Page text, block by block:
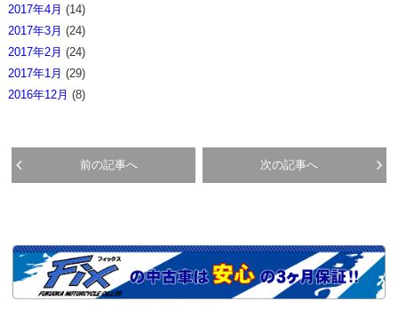
2017年4月 (14)
2017年3月 (24)
2017年2月 (24)
2017年1月 (29)
2016年12月 (8)
前の記事へ 次の記事へ